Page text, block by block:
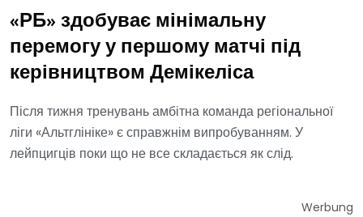
«РБ» здобуває мінімальну
перемогу у першому матчі під
керівництвом Демікеліса
Після тижня тренувань амбітна команда регіональної
ліги «Альтглініке» є справжнім випробуванням. У
лейпцигців поки що не все складається як слід.
Werbung